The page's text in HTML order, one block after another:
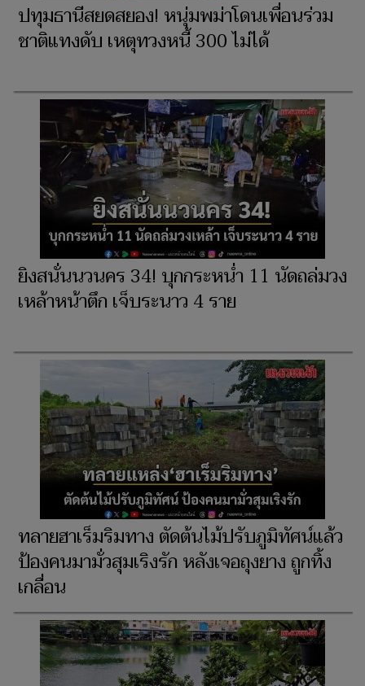
ปทุมธานีสยดสยอง! หนุ่มพม่าโดนเพื่อนร่วม
ชาติแทงดับ เหตุทวงหนี้ 300 ไม่ได้
ยิงสนั่นนวนคร 34! บุกกระหน่ำ 11 นัดถล่มวง
เหล้าหน้าตึก เจ็บระนาว 4 ราย
ทลายฮาเร็มริมทาง ตัดต้นไม้ปรับภูมิทัศน์แล้ว
ป้องคนมามั่วสุมเริงรัก หลังเจอถุงยาง ถูกทิ้ง
เกลื่อน